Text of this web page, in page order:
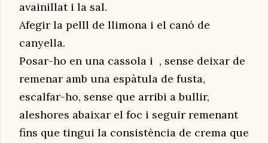
avainillat i la sal.
Afegir la pelll de llimona i el canó de
canyella.
Posar-ho en una cassola i , sense deixar de
remenar amb una espàtula de fusta,
escalfar-ho, sense que arribi a bullir,
aleshores abaixar el foc i seguir remenant
fins que tingui la consistència de crema que